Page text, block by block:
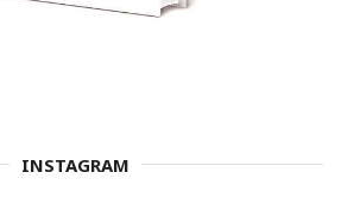
INSTAGRAM